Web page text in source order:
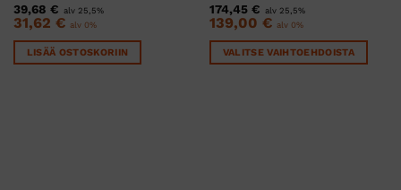
39,68 € alv 25,5%
31,62 € alv 0%
LISÄÄ OSTOSKORIIN
174,45 € alv 25,5%
139,00 € alv 0%
VALITSE VAIHTOEHDOISTA